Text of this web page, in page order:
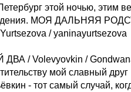
этой ночью, этим
МОЯ ДАЛЬНЯЯ
/ yaninayurtsezova
/ Volevyovkin /
мой славный
- тот самый случай,